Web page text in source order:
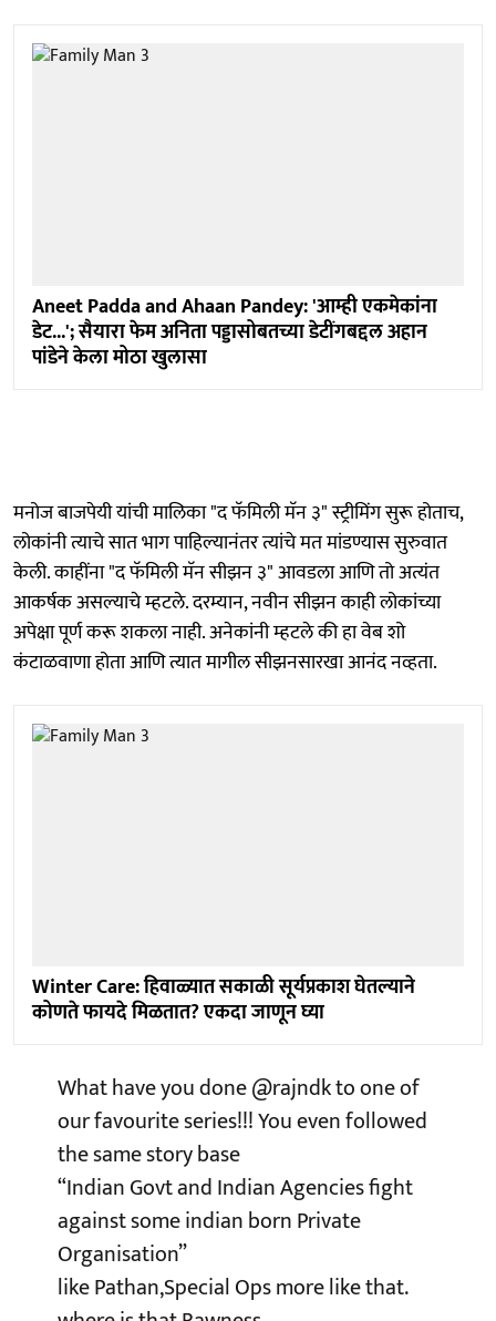
Aneet Padda and Ahaan Pandey: 'आम्ही एकमेकांना
डेट...'; सैयारा फेम अनिता पड्डासोबतच्या डेटींगबद्दल अहान
पांडेने केला मोठा खुलासा
मनोज बाजपेयी यांची मालिका "द फॅमिली मॅन ३" स्ट्रीमिंग सुरू होताच,
लोकांनी त्याचे सात भाग पाहिल्यानंतर त्यांचे मत मांडण्यास सुरुवात
केली. काहींना "द फॅमिली मॅन सीझन ३" आवडला आणि तो अत्यंत
आकर्षक असल्याचे म्हटले. दरम्यान, नवीन सीझन काही लोकांच्या
अपेक्षा पूर्ण करू शकला नाही. अनेकांनी म्हटले की हा वेब शो
कंटाळवाणा होता आणि त्यात मागील सीझनसारखा आनंद नव्हता.
Winter Care: हिवाळ्यात सकाळी सूर्यप्रकाश घेतल्याने
कोणते फायदे मिळतात? एकदा जाणून घ्या
What have you done@rajndkto one of
our favourite series!!! You even followed
the same story base
“Indian Govt and Indian Agencies fight
against some indian born Private
Organisation”
like Pathan,Special Ops more like that.